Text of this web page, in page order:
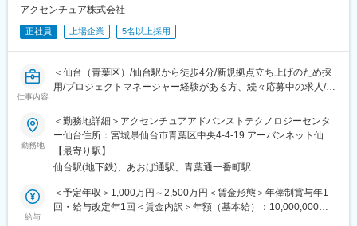
各部門には、スペシャリストと呼べるテクニカルな部分を担う役
割の他、主任、係長、課長、部長、事業部長といったラインマネ
ジメントの職責もございます。
一人ひとりのご要望とご経験に応じたキャリアマップの作成が可
能となっています。
■評価制度：
技術者集団の企業なので、技術者が正当に評価され、評価に値す
る処遇を受けられる制度と風土です。
・公開された評価制度の元、年功序列ではなく成果主義の人事制
度となっています。
れ、本人にフィードバックされます。
・納得できる評価結果やその後の処遇となっています。
アクセンチュア株式会社
正社員 上場企業 5名以上採用
仕事内容
＜仙台（青葉区）/仙台駅から徒歩4分/新規拠点立ち上げのため採
用/プロジェクトマネージャー経験がある方、続々応募中の求人/ご
◆仙台拠点について
「デジタルの力で地方のさらなる活性化を図り、活力ある日本社
会を支える」「地域ならではの特色や強みを持つ企業、自治体、
教育機関や人材との接点となる」という目的から立ち上げをいた
しました。
勤務地
＜勤務地詳細＞アクセンチュアアドバンストテクノロジーセンタ
ー仙台住所：宮城県仙台市青葉区中央4-4-19 アーバンネット仙台
中央ビル17階受動喫煙対策：屋内全面禁煙変更の範囲：会社の定
める事業所（リモートワーク含む）
【最寄り駅】
仙台駅(地下鉄)、あおば通駅、青葉通一番町駅
給与
＜予定年収＞1,000万円～2,500万円＜賃金形態＞年俸制賞与年1
回・給与改定年1回＜賃金内訳＞年額（基本給）：10,000,000円